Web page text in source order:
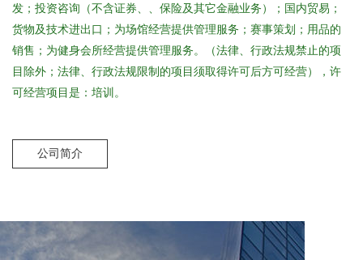
发；投资咨询（不含证券、、保险及其它金融业务）；国内贸易；
货物及技术进出口；为场馆经营提供管理服务；赛事策划；用品的
销售；为健身会所经营提供管理服务。（法律、行政法规禁止的项
目除外；法律、行政法规限制的项目须取得许可后方可经营），许
可经营项目是：培训。
公司简介